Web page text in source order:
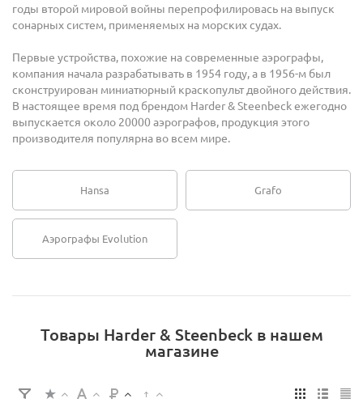
годы второй мировой войны перепрофилировась на выпуск
сонарных систем, применяемых на морских судах.
Первые устройства, похожие на современные аэрографы,
компания начала разрабатывать в 1954 году, а в 1956-м был
сконструирован миниатюрный краскопульт двойного действия.
В настоящее время под брендом Harder & Steenbeck ежегодно
выпускается около 20000 аэрографов, продукция этого
производителя популярна во всем мире.
Hansa Grafo
Аэрографы Evolution
Товары Harder & Steenbeck в нашем
магазине